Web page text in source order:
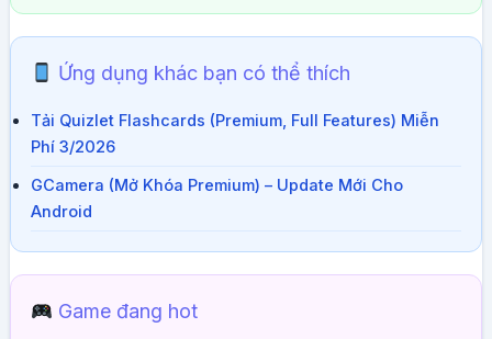
Ứng dụng khác bạn có thể thích
Tải Quizlet Flashcards (Premium, Full Features) Miễn
Phí 3/2026
GCamera (Mở Khóa Premium) – Update Mới Cho
Android
Game đang hot